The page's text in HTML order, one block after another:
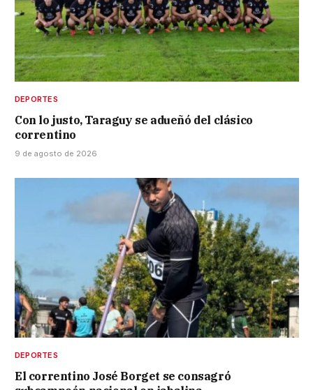
DEPORTES
Con lo justo, Taraguy se adueñó del clásico
correntino
9 de agosto de 2026
DEPORTES
El correntino José Borget se consagró